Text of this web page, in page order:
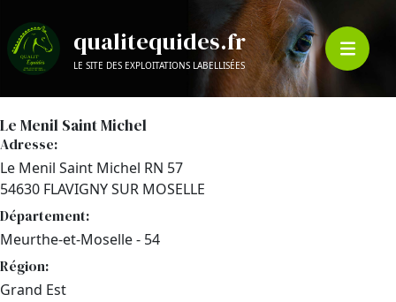
qualitequides.fr
LE SITE DES EXPLOITATIONS LABELLISÉES
Le Menil Saint Michel
Adresse:
Le Menil Saint Michel RN 57
54630 FLAVIGNY SUR MOSELLE
Département:
Meurthe-et-Moselle - 54
Région:
Grand Est